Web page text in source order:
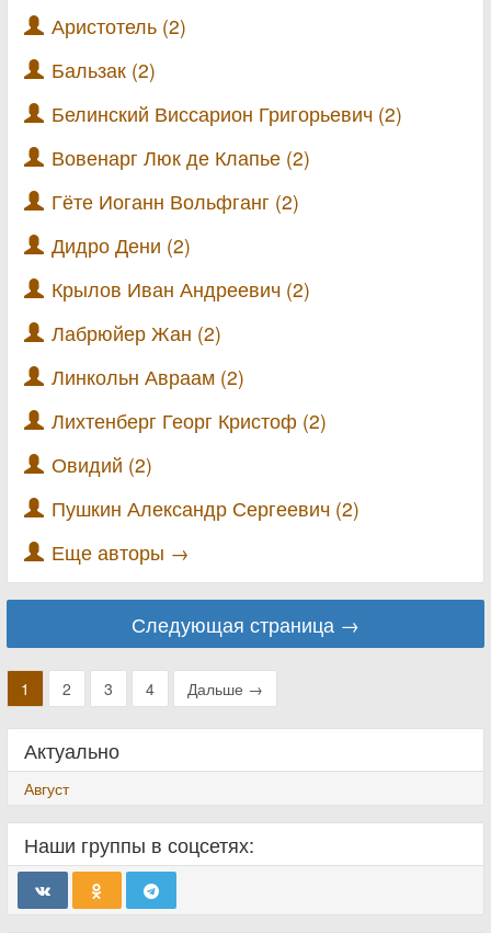
Аристотель (2)
Бальзак (2)
Белинский Виссарион Григорьевич (2)
Вовенарг Люк де Клапье (2)
Гёте Иоганн Вольфганг (2)
Дидро Дени (2)
Крылов Иван Андреевич (2)
Лабрюйер Жан (2)
Линкольн Авраам (2)
Лихтенберг Георг Кристоф (2)
Овидий (2)
Пушкин Александр Сергеевич (2)
Еще авторы →
Следующая страница →
1 2 3 4 Дальше →
Актуально
Август
Наши группы в соцсетях: